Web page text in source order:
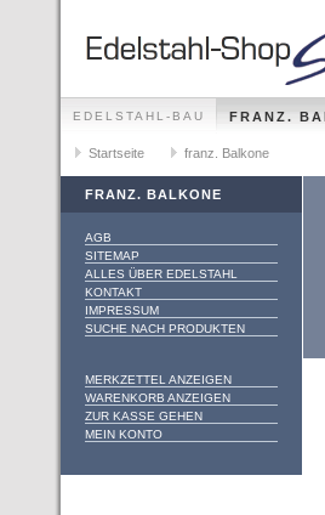
EDELSTAHL-BAU FRANZ.
GELÄNDER-SETS FÜR ALLE
Startseite franz. Balkone
FRANZ. BALKONE
AGB
SITEMAP
ALLES ÜBER EDELSTAHL
KONTAKT
IMPRESSUM
SUCHE NACH PRODUKTEN
MERKZETTEL ANZEIGEN
WARENKORB ANZEIGEN
ZUR KASSE GEHEN
MEIN KONTO